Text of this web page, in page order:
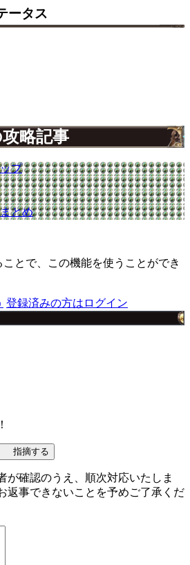
ータス
略記事
プ
とめ
とで、この機能を使うことができ
登録済みの方はログイン
指摘する
が確認のうえ、順次対応いたしま
返事できないことを予めご了承くだ